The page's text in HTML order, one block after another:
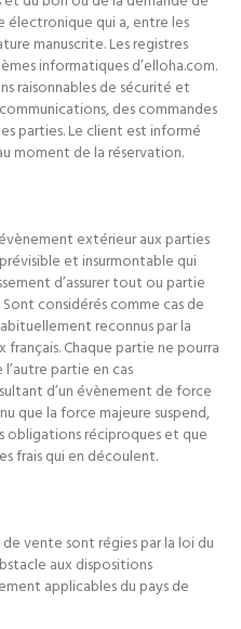
électronique qui a, entre les
manuscrite. Les registres
informatiques d’elloha.com.
raisonnables de sécurité et
des commandes
parties. Le client est informé
moment de la réservation.
extérieur aux parties
et insurmontable qui
d’assurer tout ou partie
considérés comme cas de
reconnus par la
français. Chaque partie ne pourra
partie en cas
d’un évènement de force
que la force majeure suspend,
obligations réciproques et que
frais qui en découlent.
vente sont régies par la loi du
aux dispositions
applicables du pays de